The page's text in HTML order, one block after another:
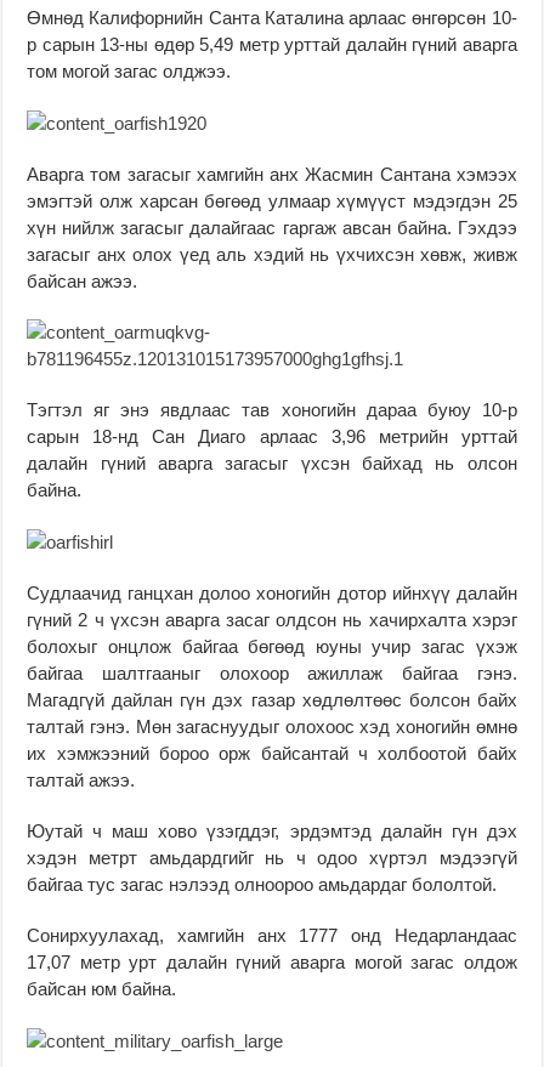
Өмнөд Калифорнийн Санта Каталина арлаас өнгөрсөн 10-
р сарын 13-ны өдөр 5,49 метр урттай далайн гүний аварга
том могой загас олджээ.
Аварга том загасыг хамгийн анх Жасмин Сантана хэмээх
эмэгтэй олж харсан бөгөөд улмаар хүмүүст мэдэгдэн 25
хүн нийлж загасыг далайгаас гаргаж авсан байна. Гэхдээ
загасыг анх олох үед аль хэдий нь үхчихсэн хөвж, живж
байсан ажээ.
Тэгтэл яг энэ явдлаас тав хоногийн дараа буюу 10-р
сарын 18-нд Сан Диаго арлаас 3,96 метрийн урттай
далайн гүний аварга загасыг үхсэн байхад нь олсон
байна.
Судлаачид ганцхан долоо хоногийн дотор ийнхүү далайн
гүний 2 ч үхсэн аварга засаг олдсон нь хачирхалта хэрэг
болохыг онцлож байгаа бөгөөд юуны учир загас үхэж
байгаа шалтгааныг олохоор ажиллаж байгаа гэнэ.
Магадгүй дайлан гүн дэх газар хөдлөлтөөс болсон байх
талтай гэнэ. Мөн загаснуудыг олохоос хэд хоногийн өмнө
их хэмжээний бороо орж байсантай ч холбоотой байх
талтай ажээ.
Юутай ч маш хово үзэгддэг, эрдэмтэд далайн гүн дэх
хэдэн метрт амьдардгийг нь ч одоо хүртэл мэдээгүй
байгаа тус загас нэлээд олноороо амьдардаг бололтой.
Сонирхуулахад, хамгийн анх 1777 онд Недарландаас
17,07 метр урт далайн гүний аварга могой загас олдож
байсан юм байна.